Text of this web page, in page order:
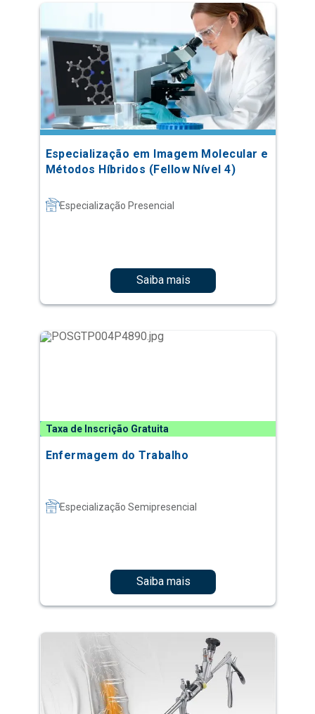
Especialização em Imagem Molecular e
Métodos Híbridos (Fellow Nível 4)
Especialização Presencial
Saiba mais
Taxa de Inscrição Gratuita
Enfermagem do Trabalho
Especialização Semipresencial
Saiba mais